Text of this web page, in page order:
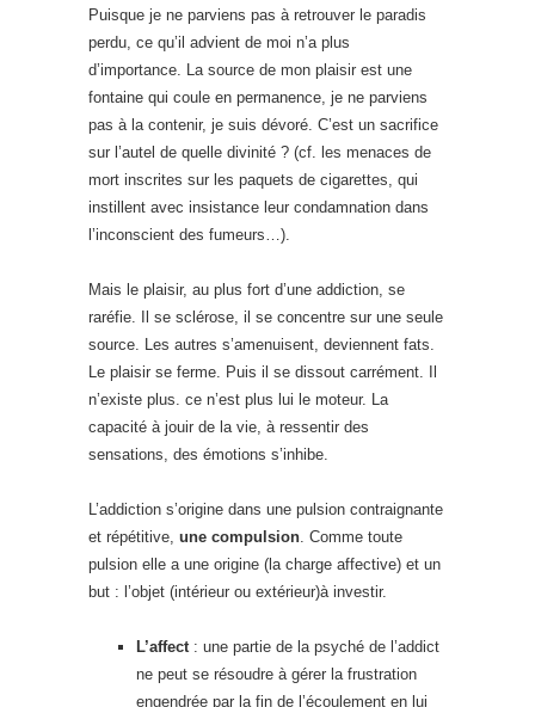
Puisque je ne parviens pas à retrouver le paradis
perdu, ce qu’il advient de moi n’a plus
d’importance. La source de mon plaisir est une
fontaine qui coule en permanence, je ne parviens
pas à la contenir, je suis dévoré. C’est un sacrifice
sur l’autel de quelle divinité ? (cf. les menaces de
mort inscrites sur les paquets de cigarettes, qui
instillent avec insistance leur condamnation dans
l’inconscient des fumeurs…).
Mais le plaisir, au plus fort d’une addiction, se
raréfie. Il se sclérose, il se concentre sur une seule
source. Les autres s’amenuisent, deviennent fats.
Le plaisir se ferme. Puis il se dissout carrément. Il
n’existe plus. ce n’est plus lui le moteur. La
capacité à jouir de la vie, à ressentir des
sensations, des émotions s’inhibe.
L’addiction s’origine dans une pulsion contraignante
et répétitive, une compulsion. Comme toute
pulsion elle a une origine (la charge affective) et un
but : l’objet (intérieur ou extérieur)à investir.
L’affect : une partie de la psyché de l’addict
ne peut se résoudre à gérer la frustration
engendrée par la fin de l’écoulement en lui